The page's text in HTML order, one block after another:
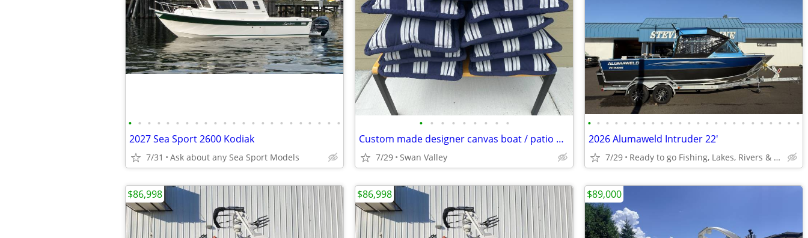
• • • • • • • • • • • • • • • • • • • • • • •
2027 Sea Sport 2600 Kodiak
7/31 Ask about any Sea Sport Models
• • • • • • • • •
Custom made designer canvas boat / patio pillows
7/29 Swan Valley
• • • • • • • • • • • • • • • • • • • • • • • •
2026 Alumaweld Intruder 22'
7/29 Ready to go Fishing, Lakes, Rivers & Ocean to Bays
$86,998 $86,998 $89,000